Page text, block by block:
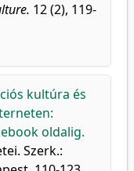
12 (2), 119-
kultúra és
oldalig.
Szerk.: